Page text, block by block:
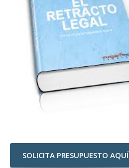
SOLICITA PRESUPUESTO AQUÍ